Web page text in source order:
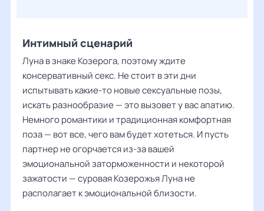
Интимный сценарий
Луна в знаке Козерога, поэтому ждите
консервативный секс. Не стоит в эти дни
испытывать какие-то новые сексуальные позы,
искать разнообразие — это вызовет у вас апатию.
Немного романтики и традиционная комфортная
поза — вот все, чего вам будет хотеться. И пусть
партнер не огорчается из-за вашей
эмоциональной заторможенности и некоторой
зажатости — суровая Козерожья Луна не
располагает к эмоциональной близости.